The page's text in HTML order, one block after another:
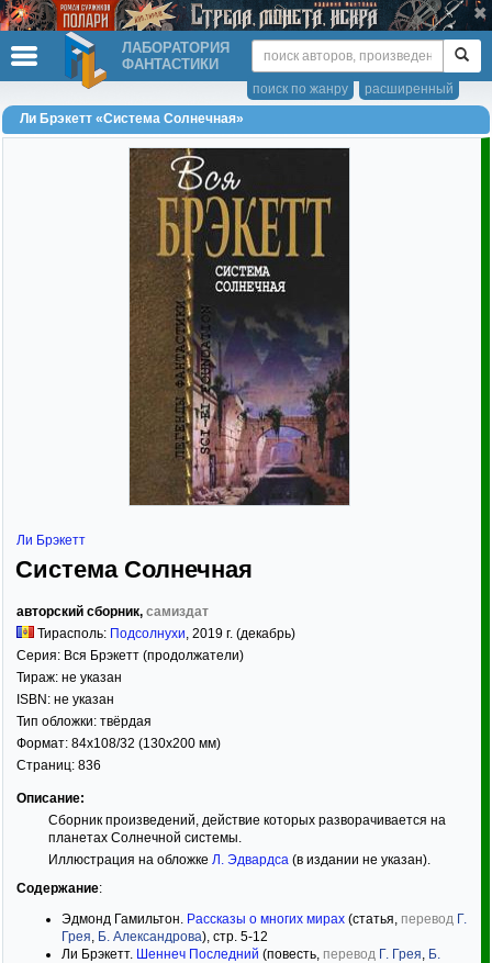
ЛАБОРАТОРИЯ
ФАНТАСТИКИ
расширенный
поиск по жанру
Ли Брэкетт «Система Солнечная»
Ли Брэкетт
Система Солнечная
авторский сборник, самиздат
Тирасполь: Подсолнухи, 2019 г. (декабрь)
Серия: Вся Брэкетт (продолжатели)
Тираж: не указан
ISBN: не указан
Тип обложки: твёрдая
Формат: 84x108/32 (130x200 мм)
Страниц: 836
Описание:
Сборник произведений, действие которых разворачивается на
планетах Солнечной системы.
Иллюстрация на обложке Л. Эдвардса(в издании не указан).
Содержание:
Эдмонд Гамильтон. Рассказы о многих мирах (статья, перевод Г.
Грея, Б. Александрова), стр. 5-12
Ли Брэкетт. Шеннеч Последний (повесть, перевод Г. Грея, Б.